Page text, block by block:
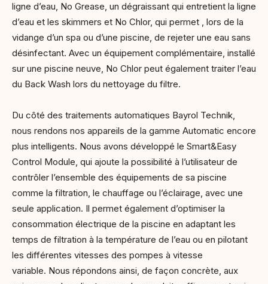
ligne d’eau, No Grease, un dégraissant qui entretient la ligne
d’eau et les skimmers et No Chlor, qui permet , lors de la
vidange d’un spa ou d’une piscine, de rejeter une eau sans
désinfectant. Avec un équipement complémentaire, installé
sur une piscine neuve, No Chlor peut également traiter l’eau
du Back Wash lors du nettoyage du filtre.
Du côté des traitements automatiques Bayrol Technik,
nous rendons nos appareils de la gamme Automatic encore
plus intelligents. Nous avons développé le Smart&Easy
Control Module, qui ajoute la possibilité à l’utilisateur de
contrôler l’ensemble des équipements de sa piscine
comme la filtration, le chauffage ou l’éclairage, avec une
seule application. Il permet également d’optimiser la
consommation électrique de la piscine en adaptant les
temps de filtration à la température de l’eau ou en pilotant
les différentes vitesses des pompes à vitesse
variable. Nous répondons ainsi, de façon concrète, aux